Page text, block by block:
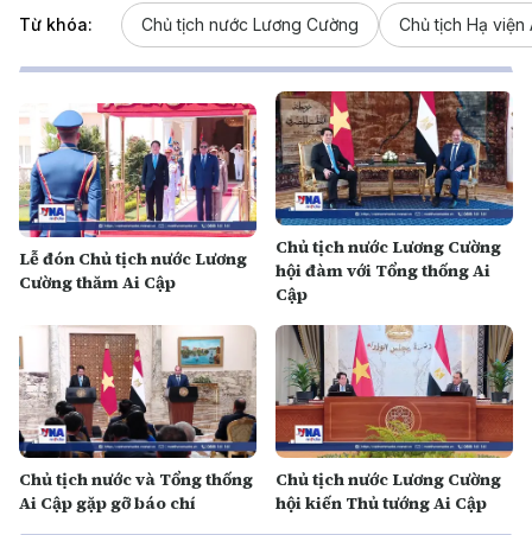
Từ khóa: Chủ tịch nước Lương Cường Chủ tịch Hạ viện
Lễ đón Chủ tịch nước Lương
Cường thăm Ai Cập
Chủ tịch nước Lương Cường
hội đàm với Tổng thống Ai
Cập
Chủ tịch nước và Tổng thống
Ai Cập gặp gỡ báo chí
Chủ tịch nước Lương Cường
hội kiến Thủ tướng Ai Cập